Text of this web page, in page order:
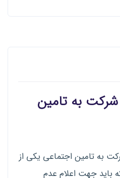
به تامین
به تامین اجتماعی یکی از
باید جهت اعلام عدم